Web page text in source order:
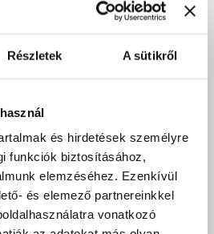
Részletek A sütikről
és hirdetések személyre
funkciók biztosításához,
elemzéséhez. Ezenkívül
és elemező partnereinkkel
vonatkozó
kapu 2 mm, 13-20
db/csomag
2 850 Ft